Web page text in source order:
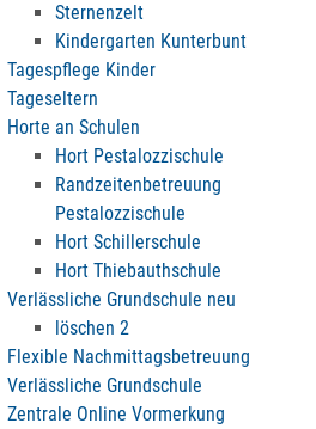
Sternenzelt
Kindergarten Kunterbunt
Tagespflege Kinder
Tageseltern
Horte an Schulen
Hort Pestalozzischule
Randzeitenbetreuung
Pestalozzischule
Hort Schillerschule
Hort Thiebauthschule
Verlässliche Grundschule neu
löschen 2
Flexible Nachmittagsbetreuung
Verlässliche Grundschule
Zentrale Online Vormerkung